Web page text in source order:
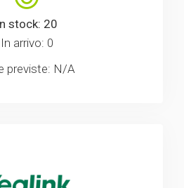
stock: 20
In arrivo: 0
previste: N/A